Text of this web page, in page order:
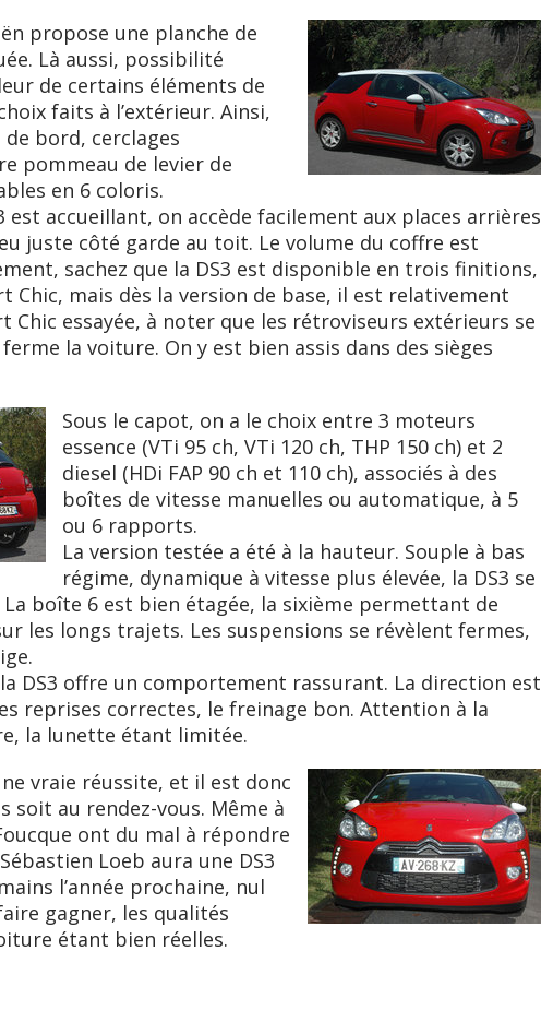
propose une planche de
Là aussi, possibilité
de certains éléments de
faits à l’extérieur. Ainsi,
bord, cerclages
pommeau de levier de
en 6 coloris.
est accueillant, on accède facilement aux places arrières
juste côté garde au toit. Le volume du coffre est
sachez que la DS3 est disponible en trois finitions,
Chic, mais dès la version de base, il est relativement
Chic essayée, à noter que les rétroviseurs extérieurs se
la voiture. On y est bien assis dans des sièges
Sous le capot, on a le choix entre 3 moteurs
essence (VTi 95 ch, VTi 120 ch, THP 150 ch) et 2
diesel (HDi FAP 90 ch et 110 ch), associés à des
boîtes de vitesse manuelles ou automatique, à 5
ou 6 rapports.
La version testée a été à la hauteur. Souple à bas
régime, dynamique à vitesse plus élevée, la DS3 se
boîte 6 est bien étagée, la sixième permettant de
les longs trajets. Les suspensions se révèlent fermes,
DS3 offre un comportement rassurant. La direction est
reprises correctes, le freinage bon. Attention à la
la lunette étant limitée.
vraie réussite, et il est donc
soit au rendez-vous. Même à
ont du mal à répondre
Loeb aura une DS3
l’année prochaine, nul
gagner, les qualités
étant bien réelles.